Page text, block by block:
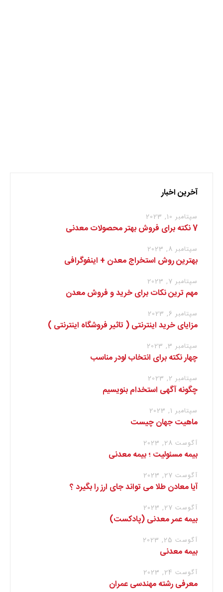
آخرین اخبار
سپتامبر 10, 2023
7 نکته برای فروش بهتر محصولات معدنی
سپتامبر 8, 2023
بهترین روش استخراج معدن + اینفوگرافی
سپتامبر 7, 2023
مهم ترین نکات برای خرید و فروش معدن
سپتامبر 6, 2023
مزایای خرید اینترنتی ( تاثیر فروشگاه اینترنتی )
سپتامبر 3, 2023
چهار نکته برای انتخاب لودر مناسب
سپتامبر 2, 2023
چگونه آگهی استخدام بنویسیم
سپتامبر 1, 2023
ماهیت جهان چیست
آگوست 28, 2023
بیمه مسئولیت ؛ بیمه معدنی
آگوست 27, 2023
آیا معادن طلا می تواند جای ارز را بگیرد ؟
آگوست 27, 2023
بیمه عمر معدنی (پادکست)
آگوست 25, 2023
بیمه معدنی
آگوست 24, 2023
معرفی رشته مهندسی عمران